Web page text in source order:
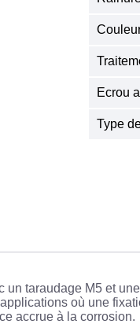
Ecrou
Type
un taraudage M5 et
où une
accrue à la corrosion.